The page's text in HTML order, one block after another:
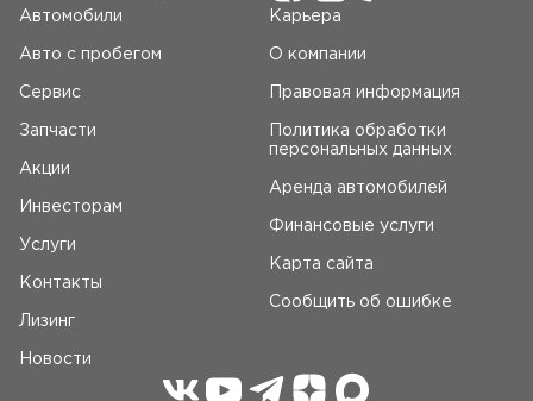
Автомобили
Авто c пробегом
Сервис
Запчасти
Акции
Инвесторам
Услуги
Контакты
Лизинг
Новости
Карьера
О компании
Правовая информация
Политика обработки
персональных данных
Аренда автомобилей
Финансовые услуги
Карта сайта
Сообщить об ошибке